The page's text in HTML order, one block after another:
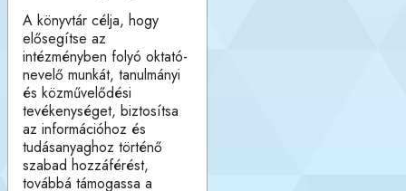
A könyvtár célja, hogy
elősegítse az
intézményben folyó oktató-
nevelő munkát, tanulmányi
és közművelődési
tevékenységet, biztosítsa
az információhoz és
tudásanyaghoz történő
szabad hozzáférést,
továbbá támogassa a